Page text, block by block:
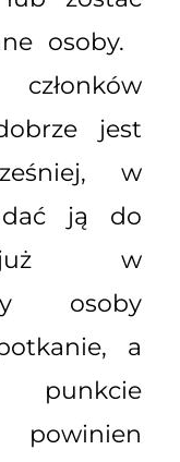
osoby.
jest
w
dać ją do
już w
osoby
a
powinien